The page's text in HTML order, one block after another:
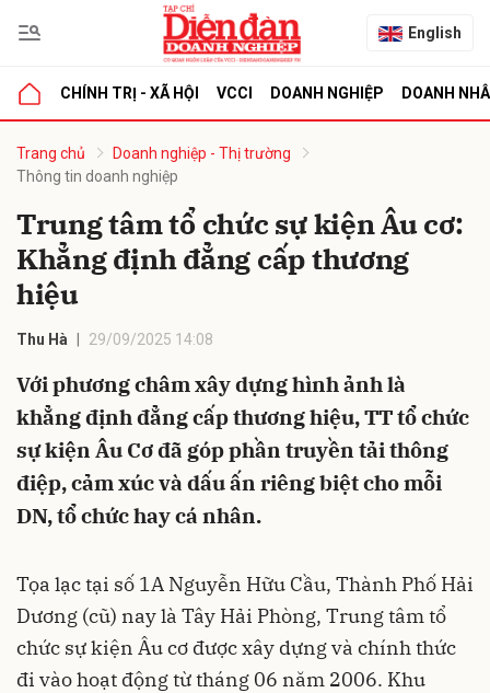
English
CHÍNH TRỊ - XÃ HỘI VCCI DOANH NGHIỆP DOANH
Trang chủ
Doanh nghiệp - Thị trường
Thông tin doanh nghiệp
Trung tâm tổ chức sự kiện Âu cơ:
Khẳng định đẳng cấp thương
hiệu
Thu Hà 29/09/2025 14:08
Với phương châm xây dựng hình ảnh là
khẳng định đẳng cấp thương hiệu, TT tổ chức
sự kiện Âu Cơ đã góp phần truyền tải thông
điệp, cảm xúc và dấu ấn riêng biệt cho mỗi
DN, tổ chức hay cá nhân.
Tọa lạc tại số 1A Nguyễn Hữu Cầu, Thành Phố Hải
Dương (cũ) nay là Tây Hải Phòng, Trung tâm tổ
chức sự kiện Âu cơ được xây dựng và chính thức
đi vào hoạt động từ tháng 06 năm 2006. Khu
luận